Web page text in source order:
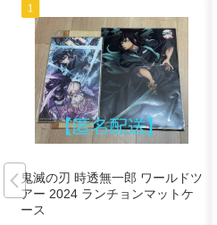
鬼滅の刃 時透無一郎 ワールドツ
アー 2024 ランチョンマットケ
ース